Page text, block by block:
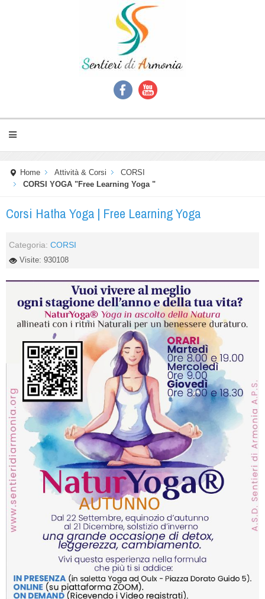
Home Attività & Corsi
CORSI
CORSI YOGA "Free Learning Yoga "
Corsi Hatha Yoga | Free Learning Yoga
Categoria: CORSI
Visite: 930108